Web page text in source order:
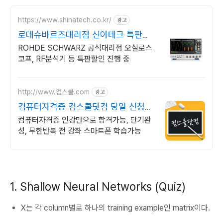
https://www.shinatech.co.kr/ 광고
로데슈바르즈대리점 신아테크 특판
44% 할인 프로모션중
ROHDE SCHWARZ 공식대리점 오실로스
코프, RF분석기 등 특판할인 진행 중
http://www.컴스쿨.com 광고
컴퓨터자격증 컴스쿨닷컴 당일 신청&
결제시 기프티콘!
컴퓨터자격증 인강만으로 합격가능, 단기완
성, 무한반복 전 강좌 스마트폰 학습가능
1. Shallow Neural Networks (Quiz)
X는 각 column별로 하나의 training example인 matrix이다.